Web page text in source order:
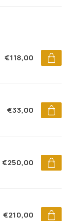
€118,00
€33,00
€250,00
€210,00